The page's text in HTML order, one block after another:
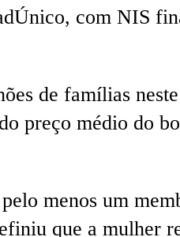
com NIS
de famílias
preço médio do
menos um
que a mulher